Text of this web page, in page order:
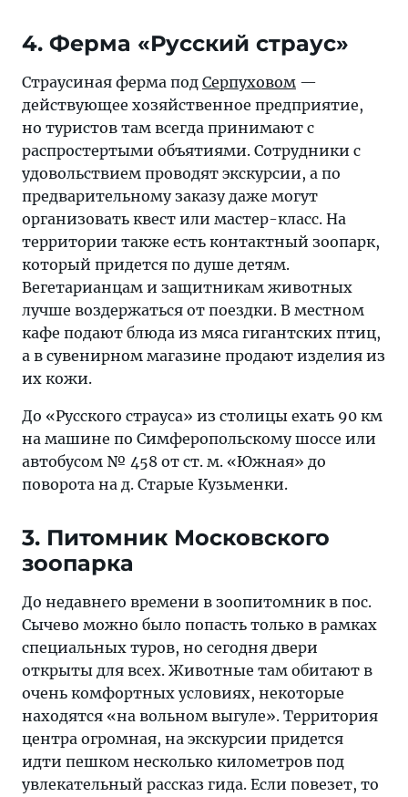
4. Ферма «Русский страус»
Страусиная ферма под Серпуховом —
действующее хозяйственное предприятие,
но туристов там всегда принимают с
распростертыми объятиями. Сотрудники с
удовольствием проводят экскурсии, а по
предварительному заказу даже могут
организовать квест или мастер-класс. На
территории также есть контактный зоопарк,
который придется по душе детям.
Вегетарианцам и защитникам животных
лучше воздержаться от поездки. В местном
кафе подают блюда из мяса гигантских птиц,
а в сувенирном магазине продают изделия из
их кожи.
До «Русского страуса» из столицы ехать 90 км
на машине по Симферопольскому шоссе или
автобусом № 458 от ст. м. «Южная» до
поворота на д. Старые Кузьменки.
3. Питомник Московского
зоопарка
До недавнего времени в зоопитомник в пос.
Сычево можно было попасть только в рамках
специальных туров, но сегодня двери
открыты для всех. Животные там обитают в
очень комфортных условиях, некоторые
находятся «на вольном выгуле». Территория
центра огромная, на экскурсии придется
идти пешком несколько километров под
увлекательный рассказ гида. Если повезет, то